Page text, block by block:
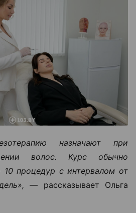
назначают при
волос. Курс обычно
10 процедур с интервалом от
— рассказывает Ольга